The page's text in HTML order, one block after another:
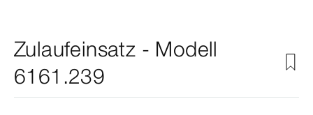
Zulaufeinsatz - Modell
6161.239